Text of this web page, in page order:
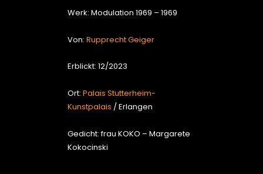
Werk: Modulation 1969 – 1969
Von: Rupprecht Geiger
Erblickt: 12/2023
Ort: Palais Stutterheim-
Kunstpalais / Erlangen
Gedicht: frau KOKO – Margarete
Kokocinski